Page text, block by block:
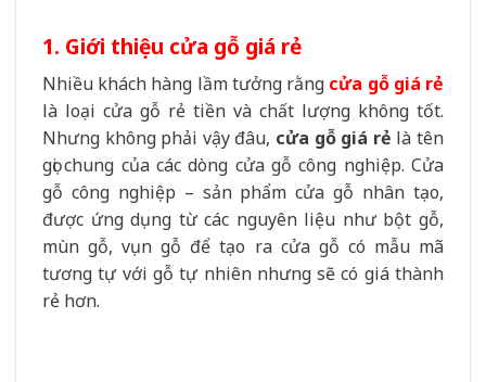
1. Giới thiệu cửa gỗ giá rẻ
Nhiều khách hàng lầm tưởng rằng cửa gỗ giá rẻ
là loại cửa gỗ rẻ tiền và chất lượng không tốt.
Nhưng không phải vậy đâu, cửa gỗ giá rẻ là tên
gọi chung của các dòng cửa gỗ công nghiệp. Cửa
gỗ công nghiệp – sản phẩm cửa gỗ nhân tạo,
được ứng dụng từ các nguyên liệu như bột gỗ,
mùn gỗ, vụn gỗ để tạo ra cửa gỗ có mẫu mã
tương tự với gỗ tự nhiên nhưng sẽ có giá thành
rẻ hơn.